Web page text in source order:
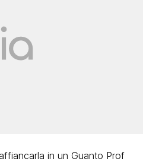
in un Guanto Prof